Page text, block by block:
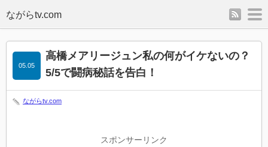
rss
高橋メアリージュン私の何がイケないの？
5/5で闘病秘話を告白！
05.05
ながらtv.com
スポンサーリンク